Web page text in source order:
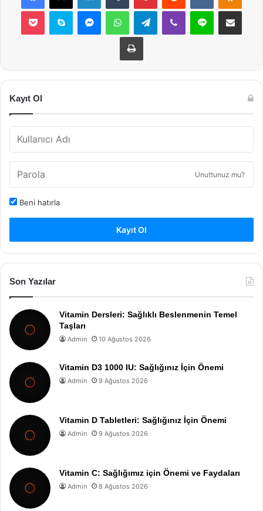
Pocket Skype MessengerWhatsAppTelegramViber Line E-Posta ile
Yazdır
Kayıt Ol
Unuttunuz mu?
Beni hatırla
Kayıt Ol
Son Yazılar
Vitamin Dersleri: Sağlıklı Beslenmenin Temel
Taşları
Admin 10 Ağustos 2026
Vitamin D3 1000 IU: Sağlığınız İçin Önemi
Admin 9 Ağustos 2026
Vitamin D Tabletleri: Sağlığınız İçin Önemi
Admin 9 Ağustos 2026
Vitamin C: Sağlığımız için Önemi ve Faydaları
Admin 8 Ağustos 2026